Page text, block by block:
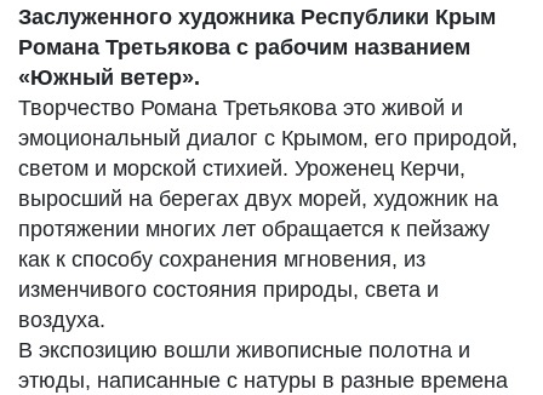
Заслуженного художника Республики Крым
Романа Третьякова с рабочим названием
«Южный ветер».
Творчество Романа Третьякова это живой и
эмоциональный диалог с Крымом, его природой,
светом и морской стихией. Уроженец Керчи,
выросший на берегах двух морей, художник на
протяжении многих лет обращается к пейзажу
как к способу сохранения мгновения, из
изменчивого состояния природы, света и
воздуха.
В экспозицию вошли живописные полотна и
этюды, написанные с натуры в разные времена